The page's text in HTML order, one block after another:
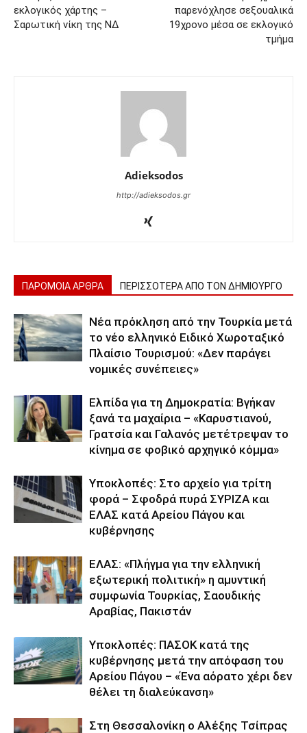
εκλογικός χάρτης –
Σαρωτική νίκη της ΝΔ
παρενόχλησε σεξουαλικά
19χρονο μέσα σε εκλογικό
τμήμα
Adieksodos
http://adieksodos.gr
ΠΑΡΟΜΟΙΑ ΑΡΘΡΑ ΠΕΡΙΣΣΟΤΕΡΑ ΑΠΟ ΤΟΝ ΔΗΜΙΟΥΡΓΟ
Νέα πρόκληση από την Τουρκία μετά
το νέο ελληνικό Ειδικό Χωροταξικό
Πλαίσιο Τουρισμού: «Δεν παράγει
νομικές συνέπειες»
Ελπίδα για τη Δημοκρατία: Βγήκαν
ξανά τα μαχαίρια – «Καρυστιανού,
Γρατσία και Γαλανός μετέτρεψαν το
κίνημα σε φοβικό αρχηγικό κόμμα»
Υποκλοπές: Στο αρχείο για τρίτη
φορά – Σφοδρά πυρά ΣΥΡΙΖΑ και
ΕΛΑΣ κατά Αρείου Πάγου και
κυβέρνησης
ΕΛΑΣ: «Πλήγμα για την ελληνική
εξωτερική πολιτική» η αμυντική
συμφωνία Τουρκίας, Σαουδικής
Αραβίας, Πακιστάν
Υποκλοπές: ΠΑΣΟΚ κατά της
κυβέρνησης μετά την απόφαση του
Αρείου Πάγου – «Ένα αόρατο χέρι δεν
θέλει τη διαλεύκανση»
Στη Θεσσαλονίκη ο Αλέξης Τσίπρας